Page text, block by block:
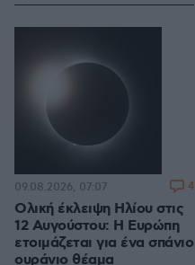
Ολική έκλειψη Ηλίου στις
12 Αυγούστου: Η Ευρώπη
ετοιμάζεται για ένα σπάνιο
ουράνιο θέαμα
09.08.2026, 07:07 4